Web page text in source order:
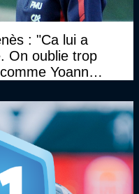
: "Ca lui a
On oublie trop
Yoann